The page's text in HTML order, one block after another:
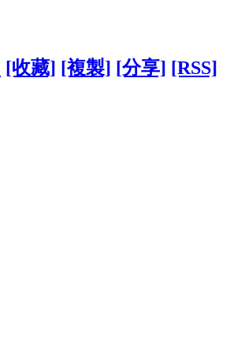
[收藏] [複製] [分享] [RSS]